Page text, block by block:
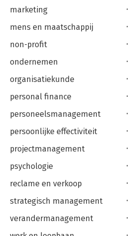
marketing
mens en maatschappij
non-profit
ondernemen
organisatiekunde
personal finance
personeelsmanagement
persoonlijke effectiviteit
projectmanagement
psychologie
reclame en verkoop
strategisch management
verandermanagement